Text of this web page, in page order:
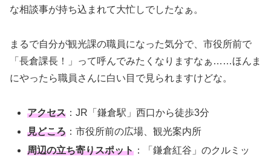
な相談事が持ち込まれて大忙しでしたなぁ。
まるで自分が観光課の職員になった気分で、市役所前で
「長倉課長！」って呼んでみたくなりますなぁ……ほんま
にやったら職員さんに白い目で見られますけどな。
アクセス ：JR「鎌倉駅」西口から徒歩3分
見どころ ：市役所前の広場、観光案内所
周辺の立ち寄りスポット ：「鎌倉紅谷」のクルミッ